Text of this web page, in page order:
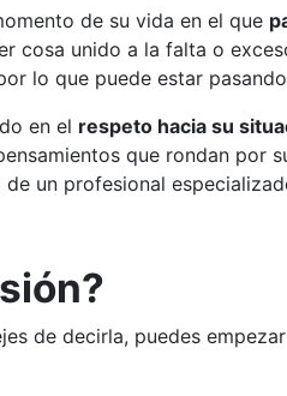
de su vida en el que
cosa unido a la falta o
lo que puede estar
en el respeto hacia su
que rondan por
un profesional
de decirla, puedes